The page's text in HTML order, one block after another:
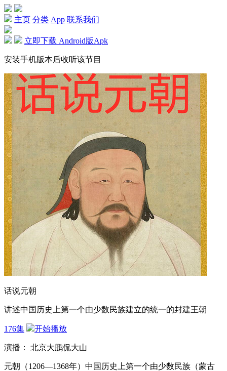
主页 分类 App 联系我们
立即下载 Android版Apk
安装手机版本后收听该节目
话说元朝
讲述中国历史上第一个由少数民族建立的统一的封建王朝
176集 开始播放
演播： 北京大鹏侃大山
元朝（1206—1368年）中国历史上第一个由少数民族（蒙古